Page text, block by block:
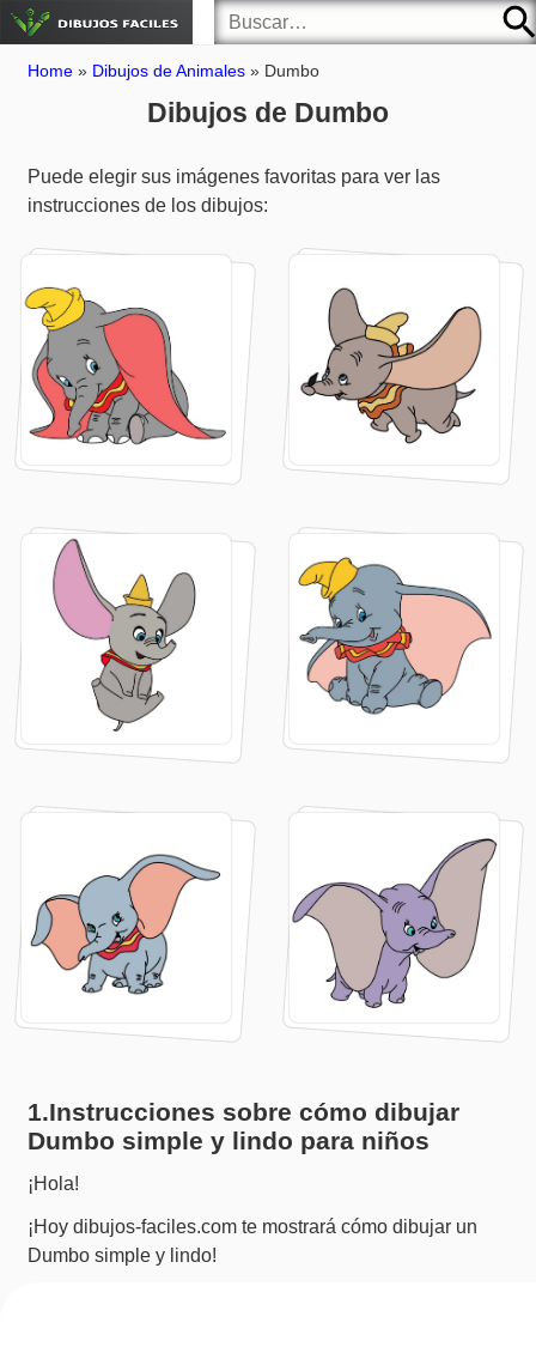
Home » Dibujos de Animales » Dumbo
Dibujos de Dumbo
Puede elegir sus imágenes favoritas para ver las
instrucciones de los dibujos:
1.Instrucciones sobre cómo dibujar
Dumbo simple y lindo para niños
¡Hola!
¡Hoy dibujos-faciles.com te mostrará cómo dibujar un
Dumbo simple y lindo!